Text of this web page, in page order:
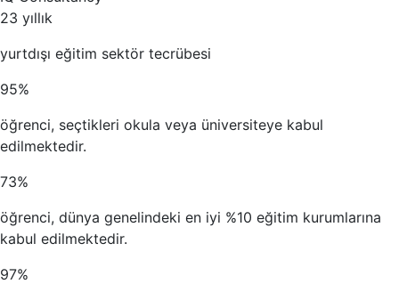
23 yıllık
yurtdışı eğitim sektör tecrübesi
95%
öğrenci, seçtikleri okula veya üniversiteye kabul
edilmektedir.
73%
öğrenci, dünya genelindeki en iyi %10 eğitim kurumlarına
kabul edilmektedir.
97%